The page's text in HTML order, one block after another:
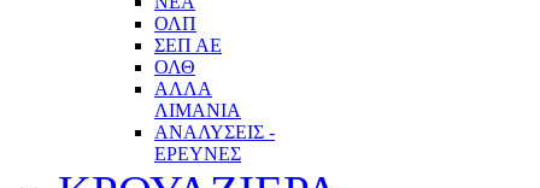
ΟΛΠ
ΣΕΠ ΑΕ
ΟΛΘ
ΑΛΛΑ
ΛΙΜΑΝΙΑ
ΑΝΑΛΥΣΕΙΣ -
ΕΡΕΥΝΕΣ